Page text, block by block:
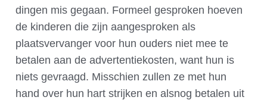
dingen mis gegaan. Formeel gesproken hoeven
de kinderen die zijn aangesproken als
plaatsvervanger voor hun ouders niet mee te
betalen aan de advertentiekosten, want hun is
niets gevraagd. Misschien zullen ze met hun
hand over hun hart strijken en alsnog betalen uit